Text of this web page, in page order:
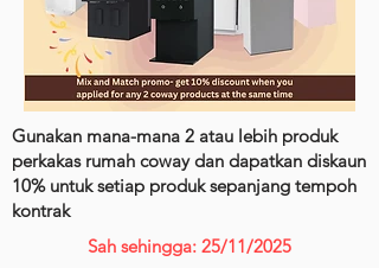
Gunakan mana-mana 2 atau lebih produk
perkakas rumah coway dan dapatkan diskaun
10% untuk setiap produk sepanjang tempoh
kontrak
Sah sehingga: 25/11/2025